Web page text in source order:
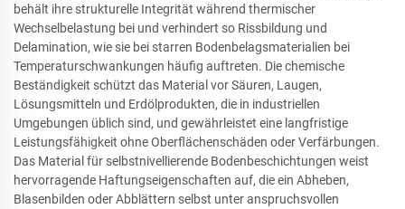
behält ihre strukturelle Integrität während thermischer
Wechselbelastung bei und verhindert so Rissbildung und
Delamination, wie sie bei starren Bodenbelagsmaterialien bei
Temperaturschwankungen häufig auftreten. Die chemische
Beständigkeit schützt das Material vor Säuren, Laugen,
Lösungsmitteln und Erdölprodukten, die in industriellen
Umgebungen üblich sind, und gewährleistet eine langfristige
Leistungsfähigkeit ohne Oberflächenschäden oder Verfärbungen.
Das Material für selbstnivellierende Bodenbeschichtungen weist
hervorragende Haftungseigenschaften auf, die ein Abheben,
Blasenbilden oder Abblättern selbst unter anspruchsvollen